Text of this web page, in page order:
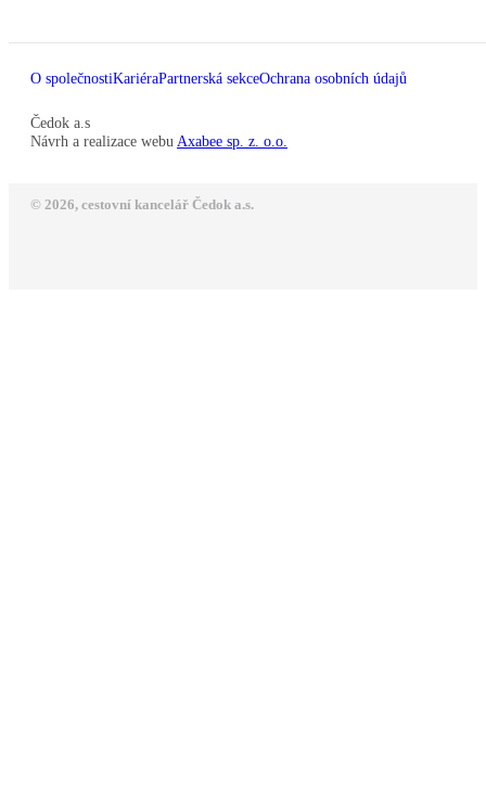
O společnostiKariéraPartnerská sekceOchrana osobních údajů
Čedok a.s
Návrh a realizace webu Axabee sp. z. o.o.
© 2026, cestovní kancelář Čedok a.s.